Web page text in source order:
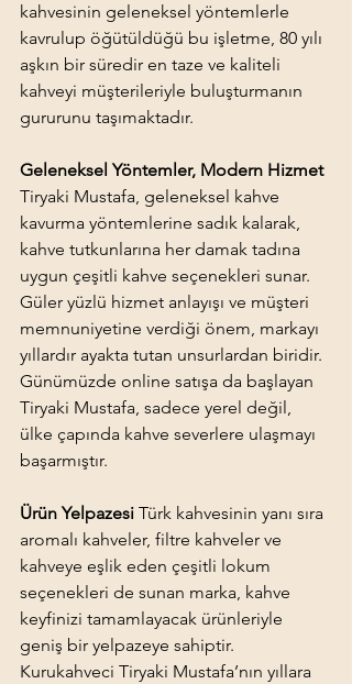
kahvesinin geleneksel yöntemlerle
kavrulup öğütüldüğü bu işletme, 80 yılı
aşkın bir süredir en taze ve kaliteli
kahveyi müşterileriyle buluşturmanın
gururunu taşımaktadır.
Geleneksel Yöntemler, Modern Hizmet
Tiryaki Mustafa, geleneksel kahve
kavurma yöntemlerine sadık kalarak,
kahve tutkunlarına her damak tadına
uygun çeşitli kahve seçenekleri sunar.
Güler yüzlü hizmet anlayışı ve müşteri
memnuniyetine verdiği önem, markayı
yıllardır ayakta tutan unsurlardan biridir.
Günümüzde online satışa da başlayan
Tiryaki Mustafa, sadece yerel değil,
ülke çapında kahve severlere ulaşmayı
başarmıştır.
Ürün Yelpazesi Türk kahvesinin yanı sıra
aromalı kahveler, filtre kahveler ve
kahveye eşlik eden çeşitli lokum
seçenekleri de sunan marka, kahve
keyfinizi tamamlayacak ürünleriyle
geniş bir yelpazeye sahiptir.
Kurukahveci Tiryaki Mustafa’nın yıllara